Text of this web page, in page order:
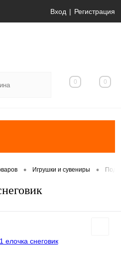
Вход Регистрация
0 0
• Игрушки и сувениры •